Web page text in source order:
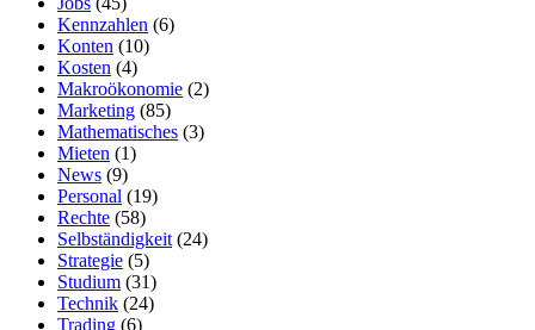
Kennzahlen (6)
Konten (10)
Kosten (4)
Makroökonomie (2)
Marketing (85)
Mathematisches (3)
Mieten (1)
News (9)
Personal (19)
Rechte (58)
Selbständigkeit (24)
Strategie (5)
Studium (31)
Technik (24)
Trading (6)